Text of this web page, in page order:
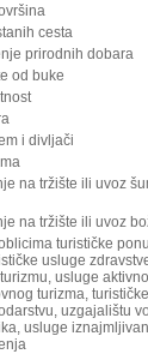
cesta
prirodnih dobara
od buke
i divljači
na tržište ili uvoz
na tržište ili uvoz
turističke
usluge
usluge
turizma,
uzgajalištu
usluge